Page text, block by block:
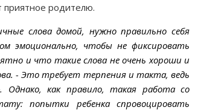
приятное родителю.
слова домой, нужно правильно себя
эмоционально, чтобы не фиксировать
и что такие слова не очень хороши и
- Это требует терпения и такта, ведь
Однако, как правило, такая работа со
попытки ребенка спровоцировать